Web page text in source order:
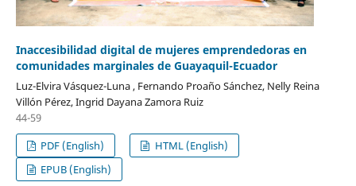
Inaccesibilidad digital de mujeres emprendedoras en
comunidades marginales de Guayaquil-Ecuador
Luz-Elvira Vásquez-Luna , Fernando Proaño Sánchez, Nelly Reina
Villón Pérez, Ingrid Dayana Zamora Ruiz
44-59
PDF (English)
HTML (English)
EPUB (English)